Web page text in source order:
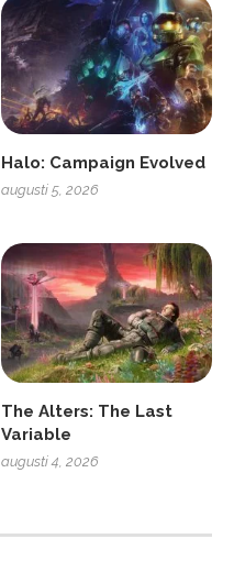
Halo: Campaign Evolved
augusti 5, 2026
The Alters: The Last
Variable
augusti 4, 2026